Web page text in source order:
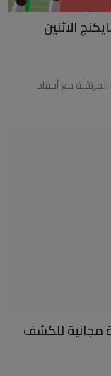
الاثنين
مع أحفاد
مجانية للكشف